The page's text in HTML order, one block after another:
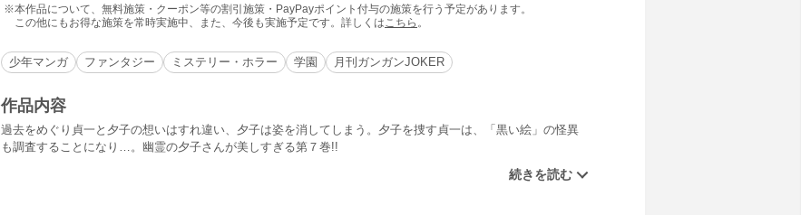
本作品について、無料施策・クーポン等の割引施策・PayPayポイント付与の施策を行う予定があります。
この他にもお得な施策を常時実施中、また、今後も実施予定です。詳しくは こちら 。
少年マンガ ファンタジー ミステリー・ホラー 学園 月刊ガンガンJOKER
作品内容
過去をめぐり貞一と夕子の想いはすれ違い、夕子は姿を消してしまう。夕子を捜す貞一は、「黒い絵」の怪異
も調査することになり…。幽霊の夕子さんが美しすぎる第７巻!!